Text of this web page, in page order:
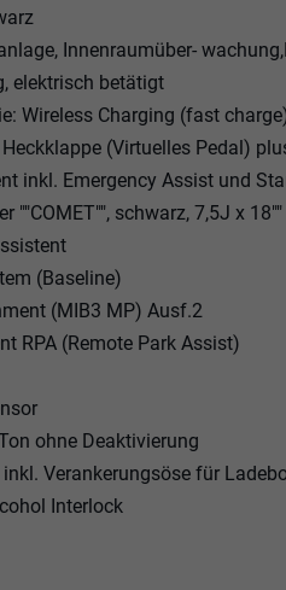
Innenraumüber-
elektrisch betätigt
Wireless Charging (fast
(Virtuelles Pedal)
inkl. Emergency Assist und
""COMET"", schwarz, 7,5J x 18""
(Baseline)
(MIB3 MP) Ausf.2
RPA (Remote Park Assist)
ohne Deaktivierung
Verankerungsöse für
Interlock